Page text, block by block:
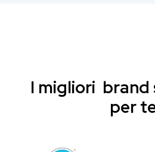
I migliori brand
per